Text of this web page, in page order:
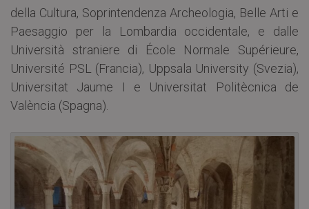
della Cultura, Soprintendenza Archeologia, Belle Arti e
Paesaggio per la Lombardia occidentale, e dalle
Università straniere di École Normale Supérieure,
Université PSL (Francia), Uppsala University (Svezia),
Universitat Jaume I e Universitat Politècnica de
València (Spagna).